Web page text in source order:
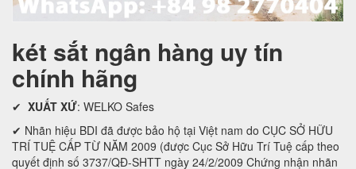
két sắt ngân hàng uy tín
chính hãng
✔ XUẤT XỨ: WELKO Safes
✔ Nhãn hiệu BDI đã được bảo hộ tại Việt nam do CỤC SỞ HỮU
TRÍ TUỆ CẤP TỪ NĂM 2009 (được Cục Sở Hữu Trí Tuệ cấp theo
quyết định số 3737/QĐ-SHTT ngày 24/2/2009 Chứng nhận nhãn